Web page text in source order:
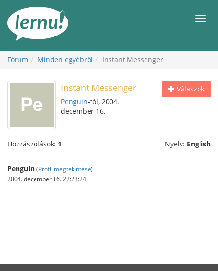
Fórum Minden egyébről Instant Messenger
Válaszok
Instant Messenger
Penguin-tól, 2004.
december 16.
Hozzászólások: 1 Nyelv: English
Penguin (Profil megtekintése)
2004. december 16. 22:23:24